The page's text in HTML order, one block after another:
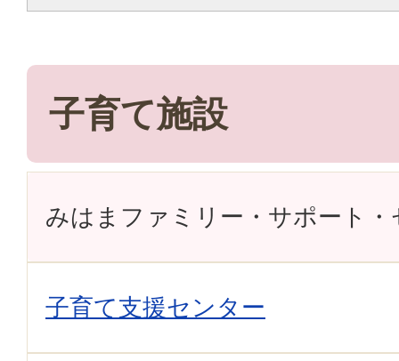
子育て施設
みはまファミリー・サポート
子育て支援センター